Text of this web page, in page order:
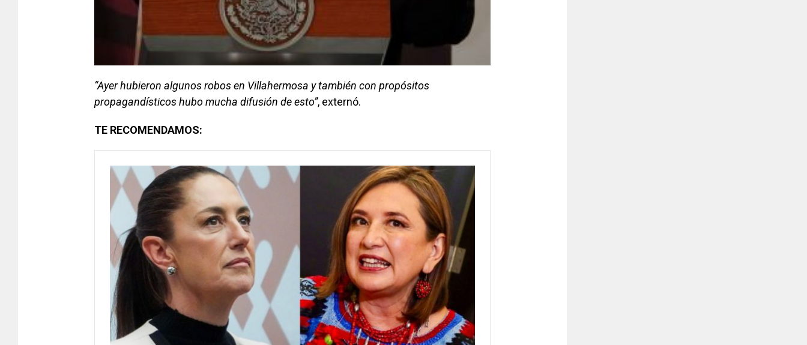
“Ayer hubieron algunos robos en Villahermosa y también con propósitos
propagandísticos hubo mucha difusión de esto”, externó.
TE RECOMENDAMOS: